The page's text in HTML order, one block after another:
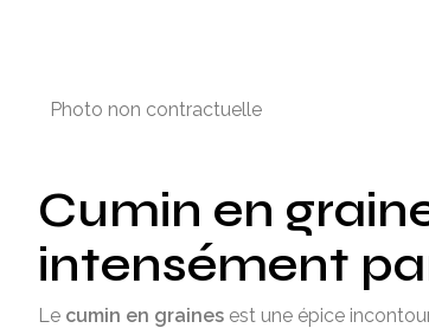
Photo non contractuelle
Cumin en
intensément
Le cumin en graines est une épice